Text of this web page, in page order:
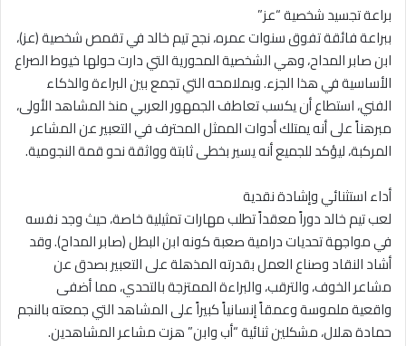
براعة تجسيد شخصية “عز”
ببراعة فائقة تفوق سنوات عمره، نجح تيم خالد في تقمص شخصية (عز)،
ابن صابر المداح، وهي الشخصية المحورية التي دارت حولها خيوط الصراع
الأساسية في هذا الجزء. وبملامحه التي تجمع بين البراءة والذكاء
الفني، استطاع أن يكسب تعاطف الجمهور العربي منذ المشاهد الأولى،
مبرهناً على أنه يمتلك أدوات الممثل المحترف في التعبير عن المشاعر
المركبة، ليؤكد للجميع أنه يسير بخطى ثابتة وواثقة نحو قمة النجومية.
أداء استثنائي وإشادة نقدية
لعب تيم خالد دوراً معقداً تطلب مهارات تمثيلية خاصة، حيث وجد نفسه
في مواجهة تحديات درامية صعبة كونه ابن البطل (صابر المداح). وقد
أشاد النقاد وصناع العمل بقدرته المذهلة على التعبير بصدق عن
مشاعر الخوف، والترقب، والبراءة الممتزجة بالتحدي، مما أضفى
واقعية ملموسة وعمقاً إنسانياً كبيراً على المشاهد التي جمعته بالنجم
حمادة هلال، مشكلين ثنائية “أب وابن” هزت مشاعر المشاهدين.